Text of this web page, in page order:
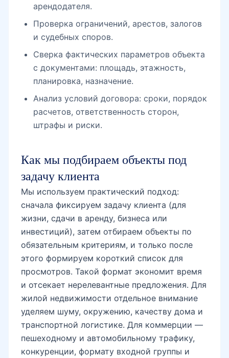
Шахристан
Телебашня
Узэкспоцентр
Японский сад
Универсам Юнусабад
арендодателя.
Проверка ограничений, арестов, залогов
и судебных споров.
Сверка фактических параметров объекта
с документами: площадь, этажность,
планировка, назначение.
Анализ условий договора: сроки, порядок
расчетов, ответственность сторон,
штрафы и риски.
Как мы подбираем объекты под
задачу клиента
Мы используем практический подход:
сначала фиксируем задачу клиента (для
жизни, сдачи в аренду, бизнеса или
инвестиций), затем отбираем объекты по
обязательным критериям, и только после
этого формируем короткий список для
просмотров. Такой формат экономит время
и отсекает нерелевантные предложения. Для
жилой недвижимости отдельное внимание
уделяем шуму, окружению, качеству дома и
транспортной логистике. Для коммерции —
пешеходному и автомобильному трафику,
конкуренции, формату входной группы и